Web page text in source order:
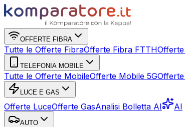
OFFERTE FIBRA
Tutte le Offerte FibraOfferte Fibra FTTH
TELEFONIA MOBILE
Tutte le Offerte MobileOfferte Mobile 5G
LUCE E GAS
Offerte LuceOfferte GasAnalisi Bolletta AI AI
AUTO